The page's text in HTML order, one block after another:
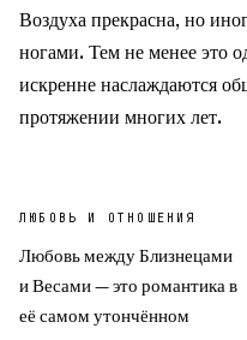
Воздуха прекрасна, но
ногами. Тем не менее это
искренне наслаждаются
протяжении многих лет.
ЛЮБОВЬ И ОТНОШЕНИЯ
Любовь между Близнецами
и Весами — это романтика в
её самом утончённом